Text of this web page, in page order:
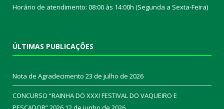
Horário de atendimento: 08:00 às 14:00h (Segunda a Sexta-Feira)
ÚLTIMAS PUBLICAÇÕES
Nota de Agradecimento 23 de julho de 2026
CONCURSO “RAINHA DO XXXI FESTIVAL DO VAQUEIRO E